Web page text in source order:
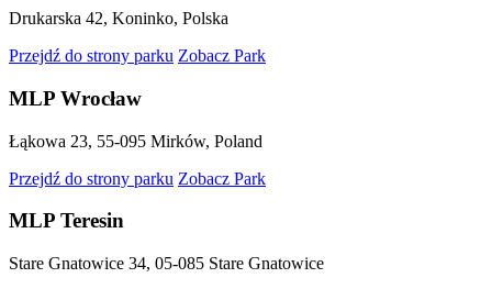
Drukarska 42, Koninko, Polska
Przejdź do strony parku Zobacz Park
MLP Wrocław
Łąkowa 23, 55-095 Mirków, Poland
Przejdź do strony parku Zobacz Park
MLP Teresin
Stare Gnatowice 34, 05-085 Stare Gnatowice